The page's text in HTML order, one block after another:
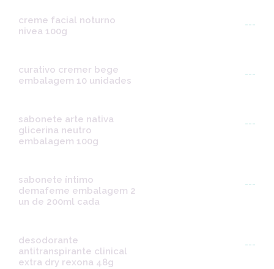
creme facial noturno
nivea 100g
---
curativo cremer bege
embalagem 10 unidades
---
sabonete arte nativa
glicerina neutro
embalagem 100g
---
sabonete íntimo
demafeme embalagem 2
un de 200ml cada
---
desodorante
antitranspirante clinical
extra dry rexona 48g
---